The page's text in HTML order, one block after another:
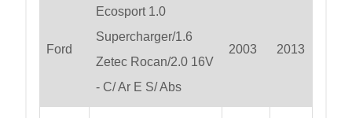
Ford
Ecosport 1.0
Supercharger/1.6
Zetec Rocan/2.0 16V
- C/ Ar E S/ Abs
2003 2013